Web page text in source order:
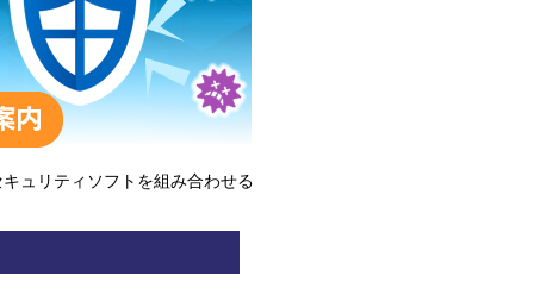
ュリティソフトを組み合わせる